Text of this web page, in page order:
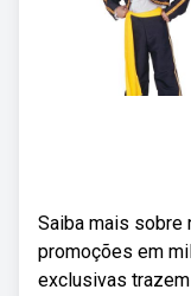
Saiba mais
promoções em
exclusivas